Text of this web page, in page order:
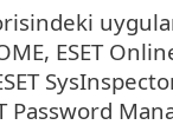
ESET
Password